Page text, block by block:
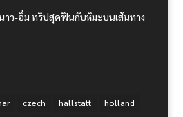
าว-อิ่ม ทริปสุดฟินกับหิมะบนเส้นทาง
czech hallstatt
holland